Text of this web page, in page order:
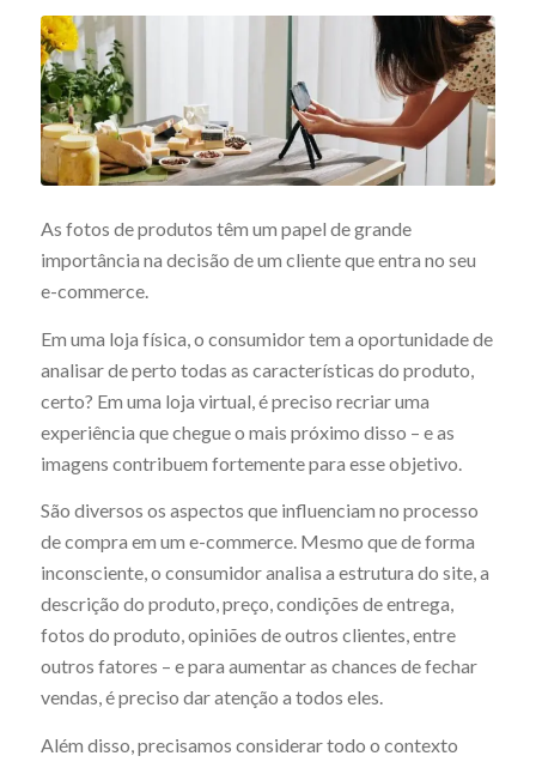
As fotos de produtos têm um papel de grande
importância na decisão de um cliente que entra no seu
e-commerce.
Em uma loja física, o consumidor tem a oportunidade de
analisar de perto todas as características do produto,
certo? Em uma loja virtual, é preciso recriar uma
experiência que chegue o mais próximo disso – e as
imagens contribuem fortemente para esse objetivo.
São diversos os aspectos que influenciam no processo
de compra em um e-commerce. Mesmo que de forma
inconsciente, o consumidor analisa a estrutura do site, a
descrição do produto, preço, condições de entrega,
fotos do produto, opiniões de outros clientes, entre
outros fatores – e para aumentar as chances de fechar
vendas, é preciso dar atenção a todos eles.
Além disso, precisamos considerar todo o contexto